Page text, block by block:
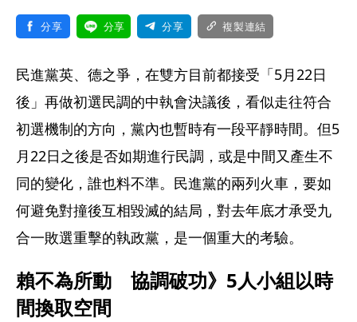
分享 分享 分享 複製連結
民進黨英、德之爭，在雙方目前都接受「5月22日
後」再做初選民調的中執會決議後，看似走往符合
初選機制的方向，黨內也暫時有一段平靜時間。但5
月22日之後是否如期進行民調，或是中間又產生不
同的變化，誰也料不準。民進黨的兩列火車，要如
何避免對撞後互相毀滅的結局，對去年底才承受九
合一敗選重擊的執政黨，是一個重大的考驗。
賴不為所動　協調破功》5人小組以時
間換取空間